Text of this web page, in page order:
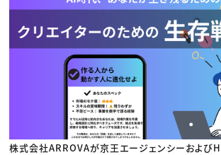
株式会社ARROVAが京王エージェンシーおよ